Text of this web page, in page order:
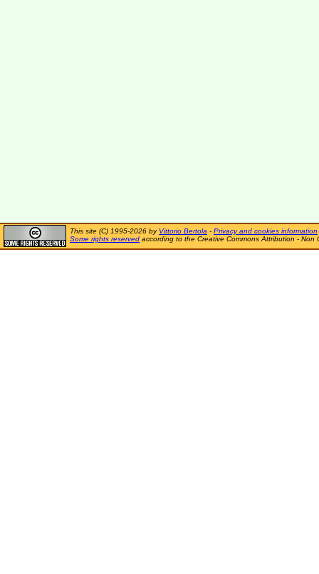
This site (C) 1995-2026 by Vittorio Bertola - Privacy and cookies information
Some rights reserved according to the Creative Commons Attribution - Non